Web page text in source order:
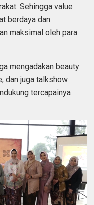
Sehingga value
berdaya dan
maksimal oleh para
mengadakan beauty
dan juga talkshow
tercapainya